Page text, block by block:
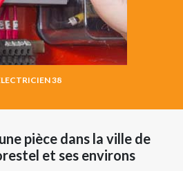
38
pièce dans la ville de
et ses environs